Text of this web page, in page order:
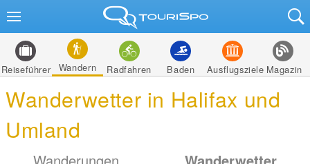
Reiseführer Wandern Radfahren Baden Ausflugsziele Magazin
Wanderwetter in Halifax und
Umland